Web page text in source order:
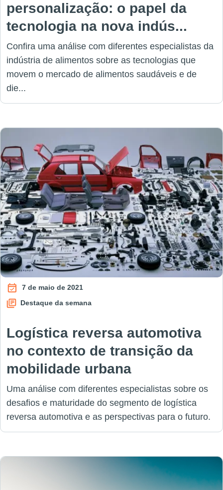
personalização: o papel da
tecnologia na nova indús...
Confira uma análise com diferentes especialistas da
indústria de alimentos sobre as tecnologias que
movem o mercado de alimentos saudáveis e de
die...
7 de maio de 2021
Destaque da semana
Logística reversa automotiva
no contexto de transição da
mobilidade urbana
Uma análise com diferentes especialistas sobre os
desafios e maturidade do segmento de logística
reversa automotiva e as perspectivas para o futuro.